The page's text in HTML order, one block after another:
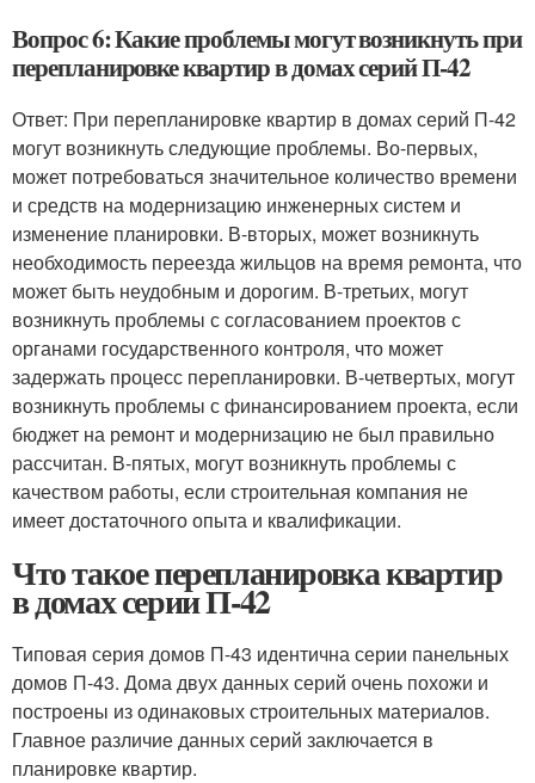
Вопрос 6: Какие проблемы могут возникнуть при
перепланировке квартир в домах серий П-42
Ответ: При перепланировке квартир в домах серий П-42
могут возникнуть следующие проблемы. Во-первых,
может потребоваться значительное количество времени
и средств на модернизацию инженерных систем и
изменение планировки. В-вторых, может возникнуть
необходимость переезда жильцов на время ремонта, что
может быть неудобным и дорогим. В-третьих, могут
возникнуть проблемы с согласованием проектов с
органами государственного контроля, что может
задержать процесс перепланировки. В-четвертых, могут
возникнуть проблемы с финансированием проекта, если
бюджет на ремонт и модернизацию не был правильно
рассчитан. В-пятых, могут возникнуть проблемы с
качеством работы, если строительная компания не
имеет достаточного опыта и квалификации.
Что такое перепланировка квартир
в домах серии П-42
Типовая серия домов П-43 идентична серии панельных
домов П-43. Дома двух данных серий очень похожи и
построены из одинаковых строительных материалов.
Главное различие данных серий заключается в
планировке квартир.